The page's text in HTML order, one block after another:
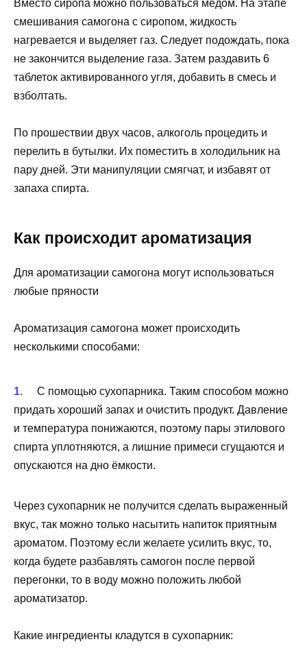
Вместо сиропа можно пользоваться медом. На этапе
смешивания самогона с сиропом, жидкость
нагревается и выделяет газ. Следует подождать, пока
не закончится выделение газа. Затем раздавить 6
таблеток активированного угля, добавить в смесь и
взболтать.
По прошествии двух часов, алкоголь процедить и
перелить в бутылки. Их поместить в холодильник на
пару дней. Эти манипуляции смягчат, и избавят от
запаха спирта.
Как происходит ароматизация
Для ароматизации самогона могут использоваться
любые пряности
Ароматизация самогона может происходить
несколькими способами:
С помощью сухопарника. Таким способом можно
придать хороший запах и очистить продукт. Давление
и температура понижаются, поэтому пары этилового
спирта уплотняются, а лишние примеси сгущаются и
опускаются на дно ёмкости.
Через сухопарник не получится сделать выраженный
вкус, так можно только насытить напиток приятным
ароматом. Поэтому если желаете усилить вкус, то,
когда будете разбавлять самогон после первой
перегонки, то в воду можно положить любой
ароматизатор.
Какие ингредиенты кладутся в сухопарник: